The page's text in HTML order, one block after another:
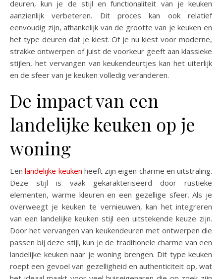
deuren, kun je de stijl en functionaliteit van je keuken
aanzienlijk verbeteren. Dit proces kan ook relatief
eenvoudig zijn, afhankelijk van de grootte van je keuken en
het type deuren dat je kiest. Of je nu kiest voor moderne,
strakke ontwerpen of juist de voorkeur geeft aan klassieke
stijlen, het vervangen van keukendeurtjes kan het uiterlijk
en de sfeer van je keuken volledig veranderen.
De impact van een
landelijke keuken op je
woning
Eenlandelijke keuken heeft zijn eigen charme en uitstraling.
Deze stijl is vaak gekarakteriseerd door rustieke
elementen, warme kleuren en een gezellige sfeer. Als je
overweegt je keuken te vernieuwen, kan het integreren
van een landelijke keuken stijl een uitstekende keuze zijn.
Door het vervangen van keukendeuren met ontwerpen die
passen bij deze stijl, kun je de traditionele charme van een
landelijke keuken naar je woning brengen. Dit type keuken
roept een gevoel van gezelligheid en authenticiteit op, wat